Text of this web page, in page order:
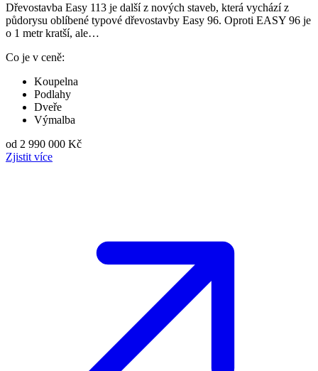
Dřevostavba Easy 113 je další z nových staveb, která vychází z
půdorysu oblíbené typové dřevostavby Easy 96. Oproti EASY 96 je
o 1 metr kratší, ale…
Co je v ceně:
Koupelna
Podlahy
Dveře
Výmalba
od 2 990 000 Kč
Zjistit více